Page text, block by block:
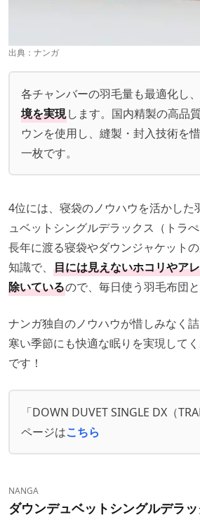
出典： ナンガ
各チャンバーの羽毛量も最適化し、
境を実現します。国内精製の高品
ウンを使用し、縫製・封入技術を
一枚です。
4位には、寝袋のノウハウを活かした
ュベットシングルデラックス（トラぺ
長年に渡る寝袋やダウンジャケット
知識で、 目には見えないホコリやア
除いているので、毎日使う羽毛布団と
ナンガ独自のノウハウが惜しみなく詰
寒い季節にも快適な眠りを実現して
です！
「DOWN DUVET SINGLE DX（
ページはこちら
NANGA
ダウンデュベットシングルデラ